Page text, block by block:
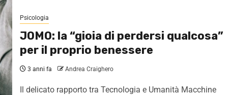
Psicologia
JOMO: la “gioia di perdersi qualcosa”
per il proprio benessere
3 anni fa Andrea Craighero
Il delicato rapporto tra Tecnologia e Umanità Macchine